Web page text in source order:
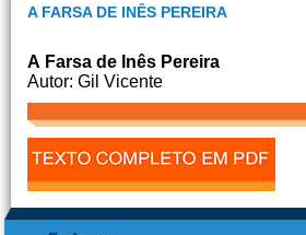
A FARSA DE INÊS PEREIRA
A Farsa de Inês Pereira
Autor: Gil Vicente